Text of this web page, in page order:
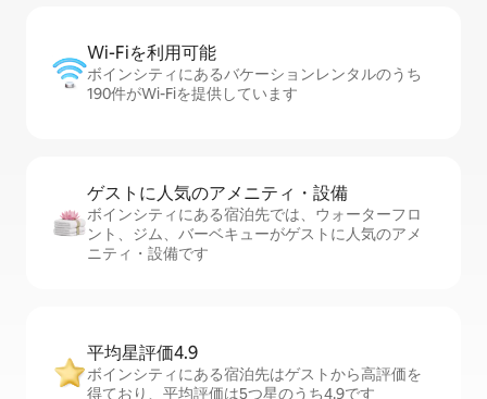
Wi-Fiを利⁠用⁠可⁠能
ボインシティにあるバケーションレンタルのうち
190件がWi-Fiを提供しています
ゲストに人⁠気⁠のア⁠メ⁠ニ⁠テ⁠ィ・設⁠備
ボインシティにある宿泊先では、ウォーターフロ
ント、ジム、バーベキューがゲストに人気のアメ
ニティ・設備です
平均星評価4.9
ボインシティにある宿泊先はゲストから高評価を
得ており、平均評価は5つ星のうち4.9です